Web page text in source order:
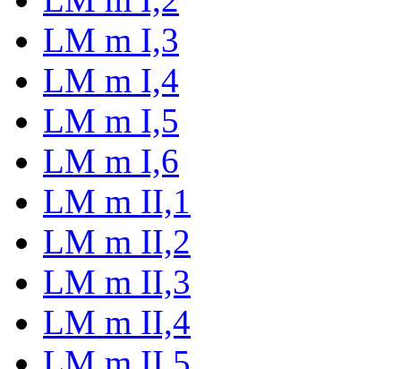
LM m I,3
LM m I,4
LM m I,5
LM m I,6
LM m II,1
LM m II,2
LM m II,3
LM m II,4